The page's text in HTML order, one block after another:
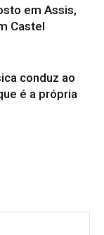
em Assis,
Castel
conduz ao
é a própria